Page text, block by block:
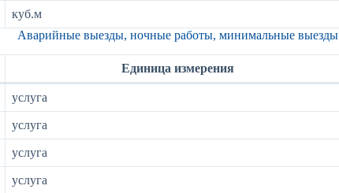
куб.м
Аварийные выезды, ночные работы, минимальные выезды
Единица измерения
услуга
услуга
услуга
услуга